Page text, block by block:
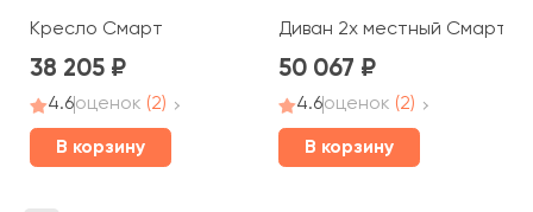
Кресло Смарт
38 205
4.6оценок (2)
В корзину
Диван 2х местный Смарт
50 067
4.6оценок (2)
В корзину